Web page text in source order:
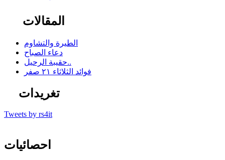
المقالات
الطيرة والتشاوم
دعاء الصباح
حقيبة الرحيل..
فوائد الثلاثاء ٢١ صفر
تغريدات
Tweets by rs4it
احصائيات